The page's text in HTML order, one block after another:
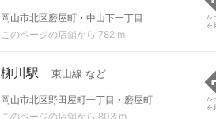
岡山市北区磨屋町・中山下一丁目
このページの店舗から 782 m
ル
を
柳川駅 東山線 など
岡山市北区野田屋町一丁目・磨屋町
このページの店舗から 803 m
ル
を